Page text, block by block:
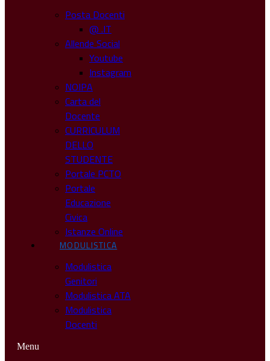
Posta Docenti
@ .IT
Allende Social
Youtube
Instagram
NOIPA
Carta del
Docente
CURRICULUM
DELLO
STUDENTE
Portale PCTO
Portale
Educazione
Civica
Istanze Online
MODULISTICA
Modulistica
Genitori
Modulistica ATA
Modulistica
Docenti
Menu